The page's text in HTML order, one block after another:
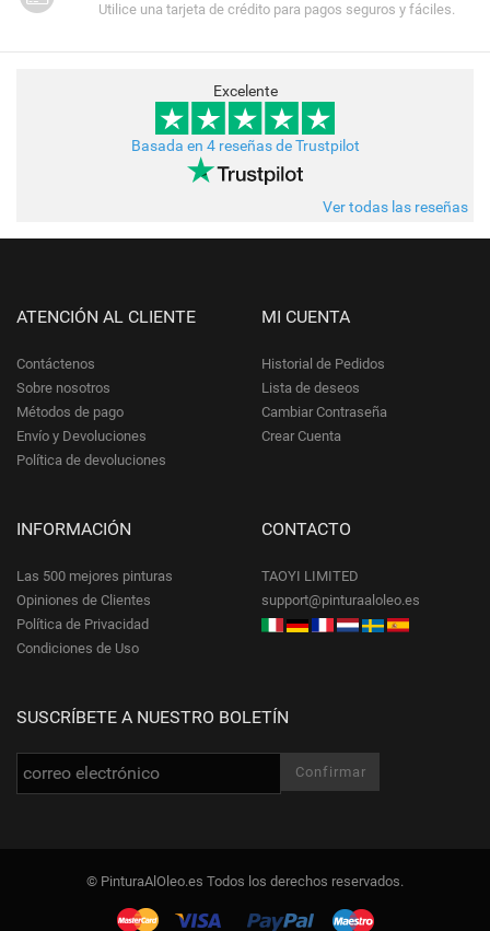
Utilice una tarjeta de crédito para pagos seguros y fáciles.
Excelente
Basada en 4 reseñas de Trustpilot
Ver todas las reseñas
ATENCIÓN AL CLIENTE
Contáctenos
Sobre nosotros
Métodos de pago
Envío y Devoluciones
Política de devoluciones
MI CUENTA
Historial de Pedidos
Lista de deseos
Cambiar Contraseña
Crear Cuenta
INFORMACIÓN
Las 500 mejores pinturas
Opiniones de Clientes
Política de Privacidad
Condiciones de Uso
CONTACTO
TAOYI LIMITED
support@pinturaaloleo.es
SUSCRÍBETE A NUESTRO BOLETÍN
© PinturaAlOleo.es Todos los derechos reservados.